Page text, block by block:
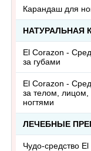
Карандаш для
НАТУРАЛЬНАЯ
El Corazon -
за губами
El Corazon -
за телом, лицом,
ногтями
ЛЕЧЕБНЫЕ
Чудо-средство